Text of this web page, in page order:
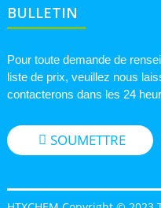
BULLETIN
Pour toute demande de
liste de prix, veuillez nous
contacterons dans les 24
SOUMETTRE